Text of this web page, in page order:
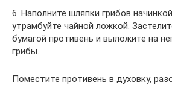
6. Наполните шляпки грибов
утрамбуйте чайной ложкой.
бумагой противень и выложите на
грибы.
Поместите противень в духовку,